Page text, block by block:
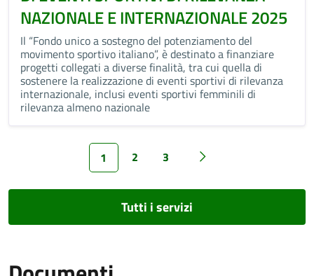
NAZIONALE E INTERNAZIONALE 2025
Il “Fondo unico a sostegno del potenziamento del
movimento sportivo italiano”, è destinato a finanziare
progetti collegati a diverse finalità, tra cui quella di
sostenere la realizzazione di eventi sportivi di rilevanza
internazionale, inclusi eventi sportivi femminili di
rilevanza almeno nazionale
1 2 3
Tutti i servizi